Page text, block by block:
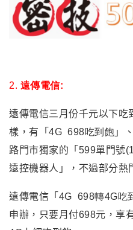
2. 遠傳電信:
遠傳電信三月份千元以下吃
樣，有「4G 698吃到飽 」
路門市獨家的「599單門號
遠控機器人」，不過部分熱
遠傳電信「4G 698轉4G吃
申辦，只要月付698元，享